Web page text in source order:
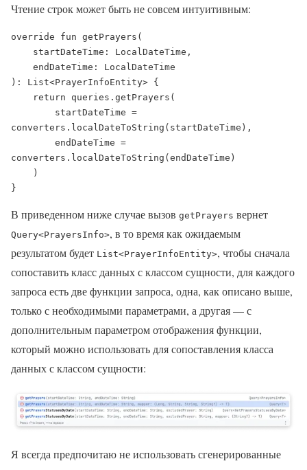
Чтение строк может быть не совсем интуитивным:
override fun getPrayers(
): List<PrayerInfoEntity> {
converters.localDateToString(startDateTime),
converters.localDateToString(endDateTime)
}
В приведенном ниже случае вызов getPrayers вернет
Query<PrayersInfo>, в то время как ожидаемым
результатом будет List<PrayerInfoEntity>, чтобы сначала
сопоставить класс данных с классом сущности, для каждого
запроса есть две функции запроса, одна, как описано выше,
только с необходимыми параметрами, а другая — с
дополнительным параметром отображения функции,
который можно использовать для сопоставления класса
данных с классом сущности:
Я всегда предпочитаю не использовать сгенерированные